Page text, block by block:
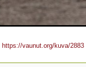
https://vaunut.org/kuva/2883